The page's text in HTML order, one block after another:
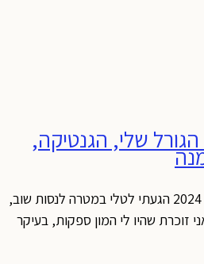
שלי, הגנטיקה,
אני דפנה, בת 27 וב-23 ביוני 2024 הגעתי לטלי במטרה לנסות שוב,
זוכרת שהיו לי המון ספקות, בעיקר